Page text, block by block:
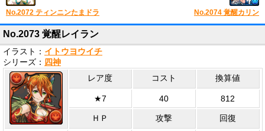
No.2072 ティンニンたまドラ No.2074 覚醒カリン
No.2073 覚醒レイラン
イラスト： イトウヨウイチ
シリーズ： 四神
レア度 コスト 換算値
★7 40 812
ＨＰ 攻撃
回復